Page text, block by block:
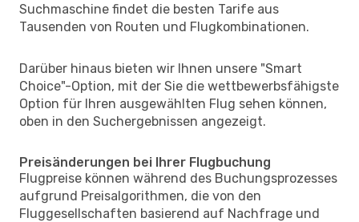
Suchmaschine findet die besten Tarife aus
Tausenden von Routen und Flugkombinationen.
Darüber hinaus bieten wir Ihnen unsere "Smart
Choice"-Option, mit der Sie die wettbewerbsfähigste
Option für Ihren ausgewählten Flug sehen können,
oben in den Suchergebnissen angezeigt.
Preisänderungen bei Ihrer Flugbuchung
Flugpreise können während des Buchungsprozesses
aufgrund Preisalgorithmen, die von den
Fluggesellschaften basierend auf Nachfrage und